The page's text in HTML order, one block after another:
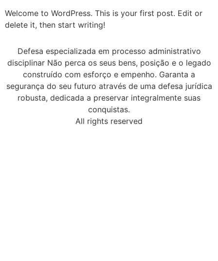
Welcome to WordPress. This is your first post. Edit or
delete it, then start writing!
Defesa especializada em processo administrativo
disciplinar Não perca os seus bens, posição e o legado
construído com esforço e empenho. Garanta a
segurança do seu futuro através de uma defesa jurídica
robusta, dedicada a preservar integralmente suas
conquistas.
All rights reserved